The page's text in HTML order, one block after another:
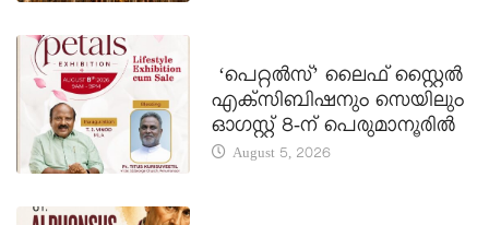
‘പെറ്റൽസ്’ ലൈഫ് സ്റ്റൈൽ
എക്സിബിഷനും സെയിലും
ഓഗസ്റ്റ് 8-ന് പെരുമാനൂരിൽ
August 5, 2026